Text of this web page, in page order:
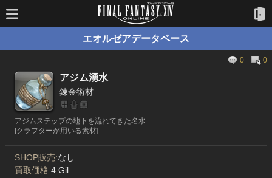
エオルゼアデータベース
0 0
アジム湧水
錬金術材
アジムステップの地下を流れてきた名水
[クラフターが用いる素材]
SHOP販売:なし
買取価格:4 Gil